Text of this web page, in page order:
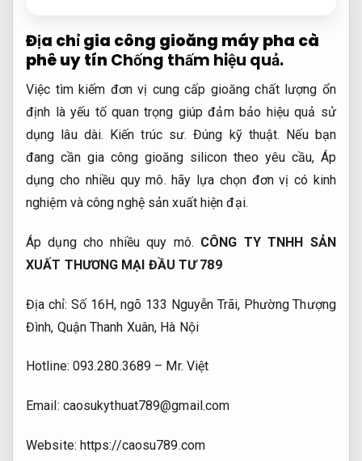
Địa chỉ gia công gioăng máy pha cà
phê uy tín Chống thấm hiệu quả.
Việc tìm kiếm đơn vị cung cấp gioăng chất lượng ổn
định là yếu tố quan trọng giúp đảm bảo hiệu quả sử
dụng lâu dài. Kiến trúc sư. Đúng kỹ thuật. Nếu bạn
đang cần gia công gioăng silicon theo yêu cầu, Áp
dụng cho nhiều quy mô. hãy lựa chọn đơn vị có kinh
nghiệm và công nghệ sản xuất hiện đại.
Áp dụng cho nhiều quy mô. CÔNG TY TNHH SẢN
XUẤT THƯƠNG MẠI ĐẦU TƯ 789
Địa chỉ: Số 16H, ngõ 133 Nguyễn Trãi, Phường Thượng
Đình, Quận Thanh Xuân, Hà Nội
Hotline: 093.280.3689 – Mr. Việt
Email: caosukythuat789@gmail.com
Website: https://caosu789.com